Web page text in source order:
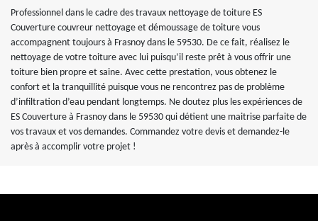
Professionnel dans le cadre des travaux nettoyage de toiture ES
Couverture couvreur nettoyage et démoussage de toiture vous
accompagnent toujours à Frasnoy dans le 59530. De ce fait, réalisez le
nettoyage de votre toiture avec lui puisqu’il reste prêt à vous offrir une
toiture bien propre et saine. Avec cette prestation, vous obtenez le
confort et la tranquillité puisque vous ne rencontrez pas de problème
d’infiltration d’eau pendant longtemps. Ne doutez plus les expériences de
ES Couverture à Frasnoy dans le 59530 qui détient une maitrise parfaite de
vos travaux et vos demandes. Commandez votre devis et demandez-le
après à accomplir votre projet !